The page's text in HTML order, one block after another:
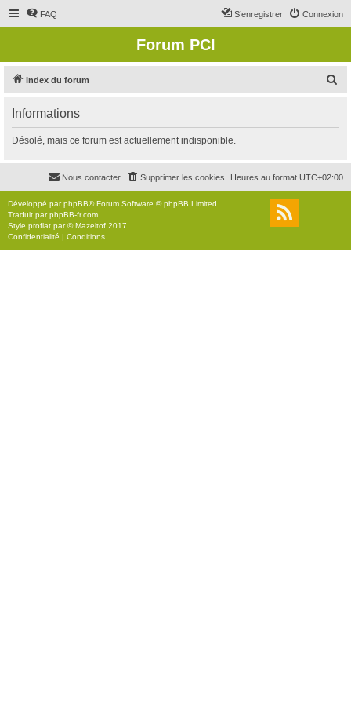
FAQ Connexion
S’enregistrer
Forum PCI
Index du forum
r
c
r
Informations
Désolé, mais ce forum est actuellement indisponible.
Heures au format UTC+02:00
Supprimer les cookies
Nous contacter
Développé parphpBB® Forum Software © phpBB Limited
Traduit parphpBB-fr.com
Style proflat par ©Mazeltof 2017
Confidentialité | Conditions